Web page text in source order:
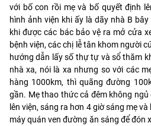
với bố con rồi mẹ và bố quyết định
hình ảnh viện khi ấy là dãy nhà B
khi được các bác bảo vệ ra mở cửa
bệnh viện, các chị lễ tân khom người
hướng dẫn lấy số thự tự và sổ thăm
nhà xa, nói là xa nhưng so với các
hàng 1000km, thì quãng đường
gần. Mẹ thao thức cả đêm không
lên viện, sáng ra hơn 4 giờ sáng mẹ
máy quán ven đường ăn sáng để đón